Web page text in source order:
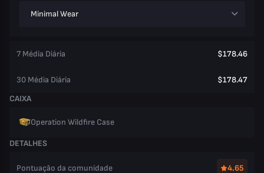
Minimal Wear
7 Média Diária $178.46
30 Média Diária
$178.47
CAIXA
Operation Wildfire Case
DETALHES
Pontuação da comunidade 4.65